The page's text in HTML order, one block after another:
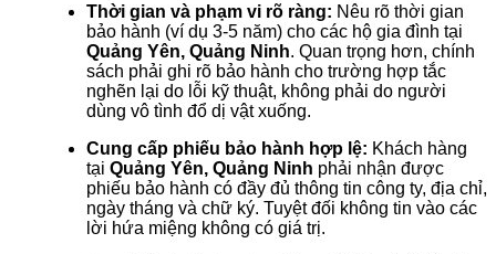
Thời gian và phạm vi rõ ràng: Nêu rõ thời gian
bảo hành (ví dụ 3-5 năm) cho các hộ gia đình tại
Quảng Yên, Quảng Ninh. Quan trọng hơn, chính
sách phải ghi rõ bảo hành cho trường hợp tắc
nghẽn lại do lỗi kỹ thuật, không phải do người
dùng vô tình đổ dị vật xuống.
Cung cấp phiếu bảo hành hợp lệ: Khách hàng
tại Quảng Yên, Quảng Ninh phải nhận được
phiếu bảo hành có đầy đủ thông tin công ty, địa chỉ,
ngày tháng và chữ ký. Tuyệt đối không tin vào các
lời hứa miệng không có giá trị.